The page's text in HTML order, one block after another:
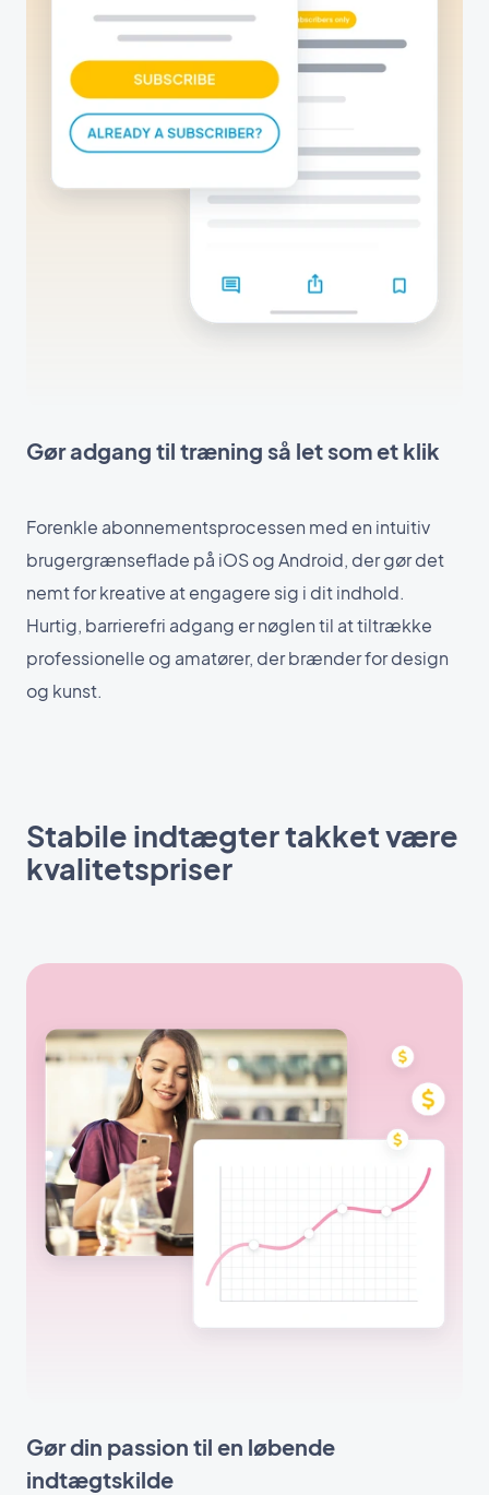
Gør adgang til træning så let som et klik
Forenkle abonnementsprocessen med en intuitiv
brugergrænseflade på iOS og Android, der gør det
nemt for kreative at engagere sig i dit indhold.
Hurtig, barrierefri adgang er nøglen til at tiltrække
professionelle og amatører, der brænder for design
og kunst.
Stabile indtægter takket være
kvalitetspriser
Gør din passion til en løbende
indtægtskilde